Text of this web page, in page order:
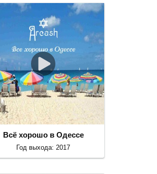
Всё хорошо в Одессе
Год выхода: 2017